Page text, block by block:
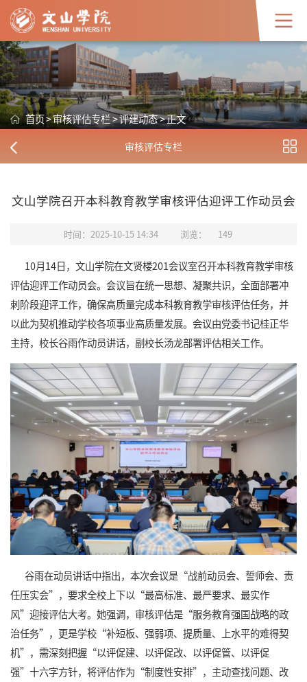
首页>审核评估专栏>评建动态>正文
审核评估专栏
文山学院召开本科教育教学审核评估迎评工作动员会
时间：2025-10-15 14:34 浏览： 149
10月14日，文山学院在文贤楼201会议室召开本科教育教学审核
评估迎评工作动员会。会议旨在统一思想、凝聚共识，全面部署冲
刺阶段迎评工作，确保高质量完成本科教育教学审核评估任务，并
以此为契机推动学校各项事业高质量发展。会议由党委书记桂正华
主持，校长谷雨作动员讲话，副校长汤龙部署评估相关工作。
谷雨在动员讲话中指出，本次会议是“战前动员会、誓师会、责
任压实会”，要求全校上下以“最高标准、最严要求、最实作
风”迎接评估大考。她强调，审核评估是“服务教育强国战略的政
治任务”，更是学校“补短板、强弱项、提质量、上水平的难得契
机”，需深刻把握“以评促建、以评促改、以评促管、以评促
强”十六字方针，将评估作为“制度性安排”，主动查找问题、改